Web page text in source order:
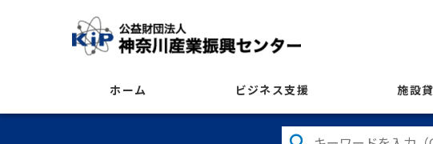
ホーム ビジネス支援 施設